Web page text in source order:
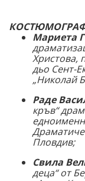
Мариета
Христова,
дьо Сент-
„Николай
Раде
кръв“
Пловдив;
Свила
деца“ от